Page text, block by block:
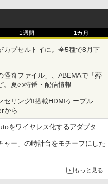
1週間 1カ月
カプセルトイに。全5種で8月下
怪奇ファイル」、ABEMAで「葬
。夏の特番・配信情報
セリングII搭載HDMIケーブル
から
をワイヤレス化するアダプタ
ャー」の時計台をモチーフにした
もっと見る